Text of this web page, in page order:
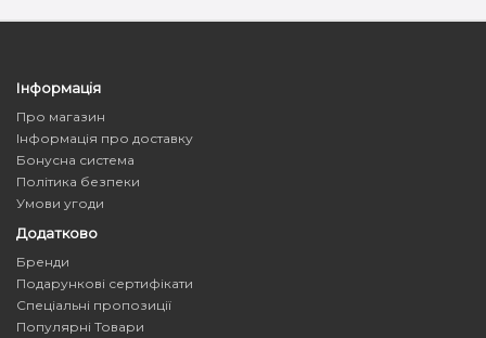
Інформація
Про магазин
Інформація про доставку
Бонусна система
Політика безпеки
Умови угоди
Додатково
Бренди
Подарункові сертифікати
Спеціальні пропозиції
Популярні Товари